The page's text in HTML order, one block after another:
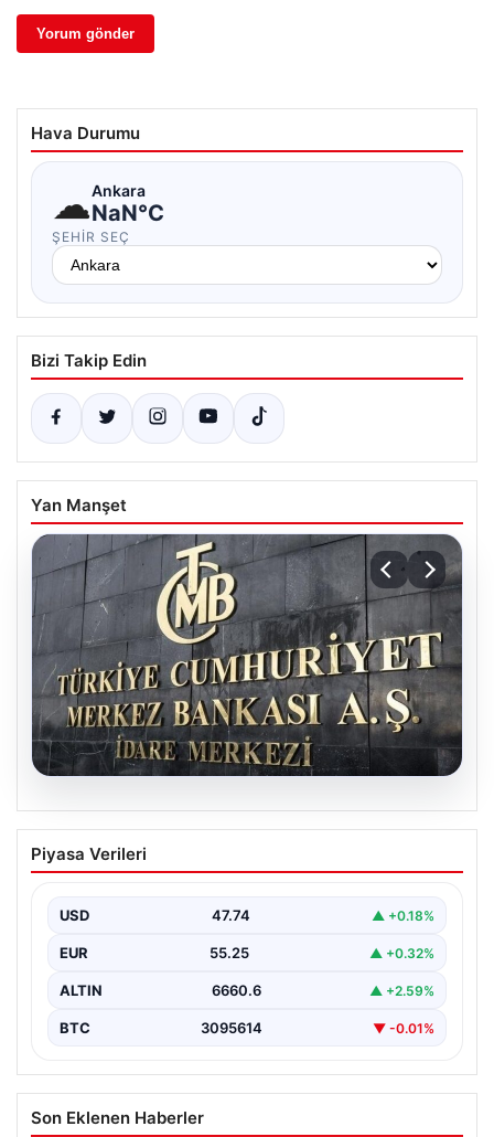
Hava Durumu
☁Ankara
NaN°C
ŞEHIR SEÇ
Bizi Takip Edin
Yan Manşet
07.08.2026
TCMB’nin Nisan toplantısı ne zaman?
Ekonomistlerin faiz beklentileri
Türkiye Cumhuriyet Merkez Bankası Para Politikası
Piyasa Verileri
USD 47.74 ▲ +0.18%
EUR 55.25 ▲ +0.32%
ALTIN 6660.6 ▲ +2.59%
BTC 3095614 ▼ -0.01%
Son Eklenen Haberler